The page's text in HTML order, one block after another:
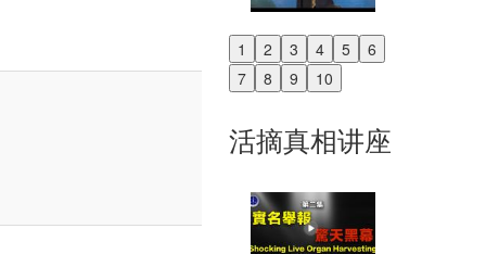
1 2 3 4 5
6
7
8 9 10
Previous
Next
活摘真相讲座